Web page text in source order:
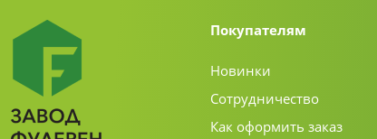
Покупателям
Новинки
Сотрудничество
Как оформить заказ